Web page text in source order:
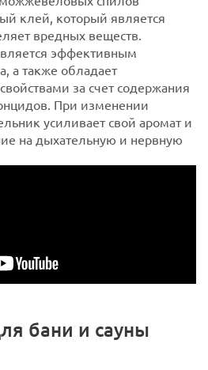
клей, который является
вредных веществ.
эффективным
а также обладает
за счет содержания
При изменении
усиливает свой аромат и
на дыхательную и нервную
бани и сауны